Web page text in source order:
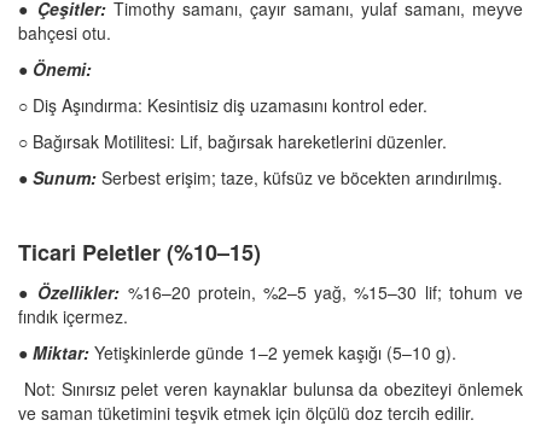
● Çeşitler: Timothy samanı, çayır samanı, yulaf samanı, meyve
bahçesi otu.
● Önemi:
○ Diş Aşındırma: Kesintisiz diş uzamasını kontrol eder.
○ Bağırsak Motilitesi: Lif, bağırsak hareketlerini düzenler.
● Sunum: Serbest erişim; taze, küfsüz ve böcekten arındırılmış.
Ticari Peletler (%10–15)
● Özellikler: %16–20 protein, %2–5 yağ, %15–30 lif; tohum ve
fındık içermez.
● Miktar: Yetişkinlerde günde 1–2 yemek kaşığı (5–10 g).
Not: Sınırsız pelet veren kaynaklar bulunsa da obeziteyi önlemek
ve saman tüketimini teşvik etmek için ölçülü doz tercih edilir.